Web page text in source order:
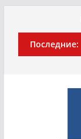
содержимому
Последние: